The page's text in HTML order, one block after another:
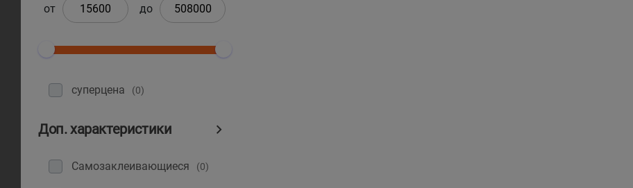
от до
суперцена (0)
Доп. характеристики
Самозаклеивающиеся (0)